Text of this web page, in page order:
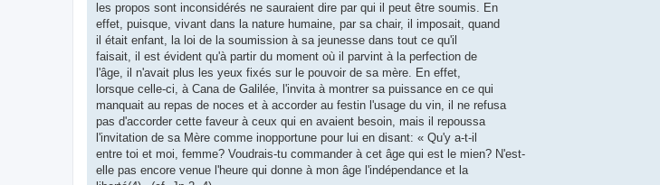
les propos sont inconsidérés ne sauraient dire par qui il peut être soumis. En
effet, puisque, vivant dans la nature humaine, par sa chair, il imposait, quand
il était enfant, la loi de la soumission à sa jeunesse dans tout ce qu'il
faisait, il est évident qu'à partir du moment où il parvint à la perfection de
l'âge, il n'avait plus les yeux fixés sur le pouvoir de sa mère. En effet,
lorsque celle-ci, à Cana de Galilée, l'invita à montrer sa puissance en ce qui
manquait au repas de noces et à accorder au festin l'usage du vin, il ne refusa
pas d'accorder cette faveur à ceux qui en avaient besoin, mais il repoussa
l'invitation de sa Mère comme inopportune pour lui en disant: « Qu'y a-t-il
entre toi et moi, femme? Voudrais-tu commander à cet âge qui est le mien? N'est-
elle pas encore venue l'heure qui donne à mon âge l'indépendance et la